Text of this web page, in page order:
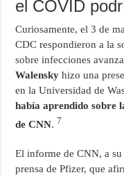
el COVID
Curiosamente, el 3 de
CDC respondieron a la
sobre infecciones
Walensky hizo una
en la Universidad de
había aprendido sobre
de CNN. 7
El informe de CNN, a
prensa de Pfizer, que